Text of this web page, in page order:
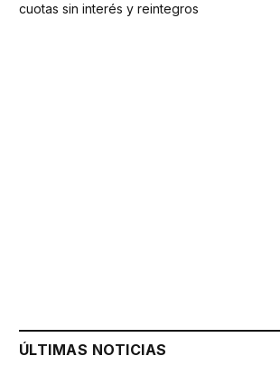
cuotas sin interés y reintegros
ÚLTIMAS NOTICIAS